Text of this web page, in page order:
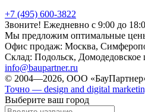
+7 (495) 600-3822
Звоните! Ежедневно с 9:00 до
Мы предложим оптимальные
Офис продаж: Москва,
Склад: Подольск, Домодедовское
info@baupartner.ru
© 2004—2026, ООО
Точно — design and digital
Выберите ваш город